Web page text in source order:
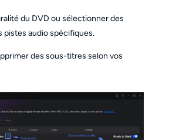
du DVD ou sélectionner des
pistes audio spécifiques.
des sous-titres selon vos